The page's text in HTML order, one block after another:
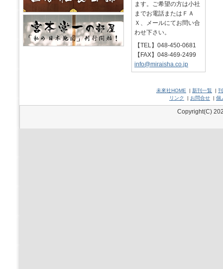
ます。ご希望の方は小社
までお電話またはＦＡ
Ｘ、メールにてお問い合
わせ下さい。
【TEL】048-450-0681
【FAX】048-469-2499
info@miraisha.co.jp
未來社HOME | 新刊一覧 |
リンク
| お問合せ | 個
Copyright(C)